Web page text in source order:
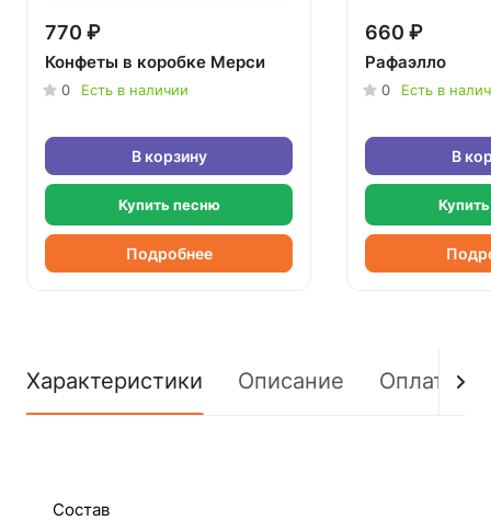
770 ₽
Конфеты в коробке Мерси
0 Есть в наличии
В корзину
Купить песню
Подробнее
660 ₽
Рафаэлло
0 Есть в
В
Характеристики Описание Оплата
Состав